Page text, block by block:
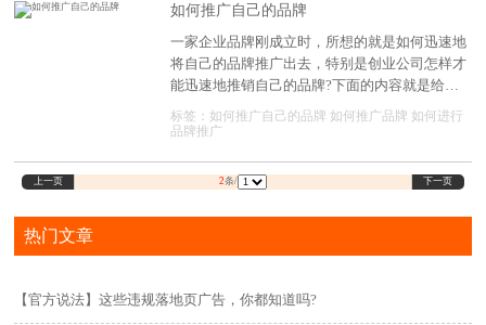
如何推广自己的品牌
一家企业品牌刚成立时，所想的就是如何迅速地
将自己的品牌推广出去，特别是创业公司怎样才
能迅速地推销自己的品牌?下面的内容就是给大
家讲的方法。
标签： 如何推广自己的品牌 如何推广品牌 如何进行
品牌推广
上一页 2条/ 下一页
热门文章
【官方说法】这些违规落地页广告，你都知道吗?